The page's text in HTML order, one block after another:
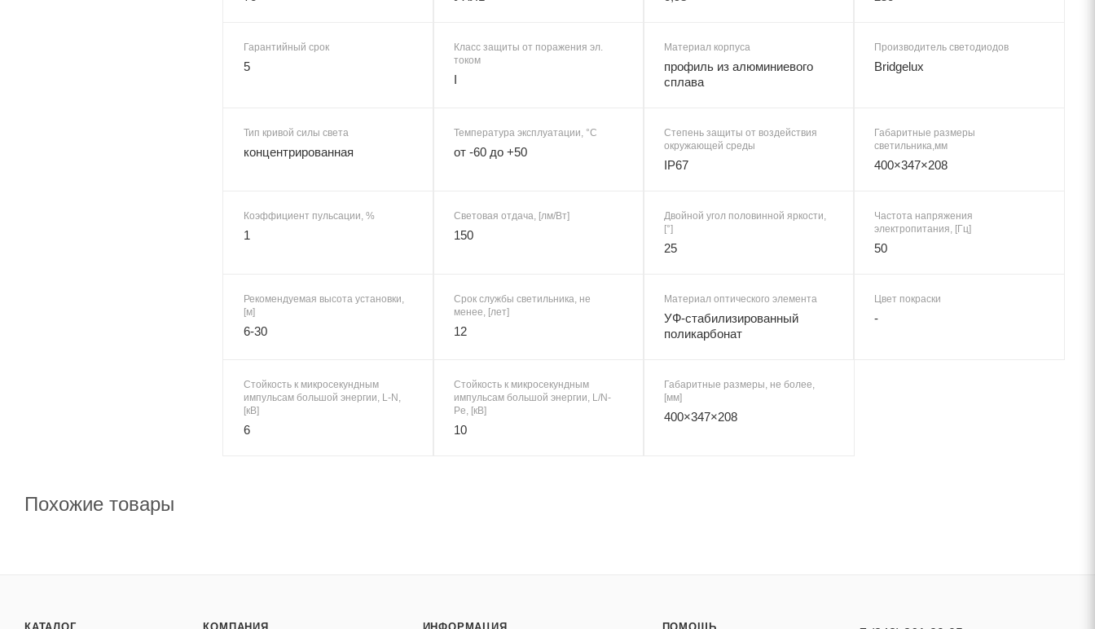
Гарантийный срок
5
Класс защиты от поражения эл.
током
I
Материал корпуса
профиль из алюминиевого
сплава
Производитель светодиодов
Bridgelux
Тип кривой силы света
концентрированная
Температура эксплуатации, °C
от -60 до +50
Степень защиты от воздействия
окружающей среды
IP67
Габаритные размеры
светильника,мм
400×347×208
Коэффициент пульсации, %
1
Световая отдача, [лм/Вт]
150
Двойной угол половинной яркости,
[°]
25
Частота напряжения
электропитания, [Гц]
50
Рекомендуемая высота установки,
[м]
6-30
Срок службы светильника, не
менее, [лет]
12
Материал оптического элемента
УФ-стабилизированный
поликарбонат
Цвет покраски
-
Стойкость к микросекундным
импульсам большой энергии, L-N,
[кВ]
6
Стойкость к микросекундным
импульсам большой энергии, L/N-
Pe, [кВ]
10
Габаритные размеры, не более,
[мм]
400×347×208
Похожие товары